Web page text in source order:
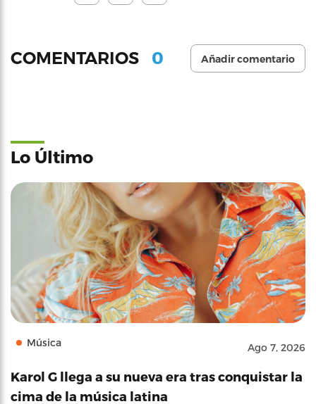
COMENTARIOS 0 Añadir comentario
Lo Último
Música Ago 7, 2026
Karol G llega a su nueva era tras conquistar la
cima de la música latina